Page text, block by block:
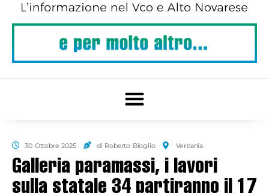
30 Ottobre 2025 di Roberto Bioglio Verbania
Galleria paramassi, i lavori
sulla statale 34 partiranno il 17